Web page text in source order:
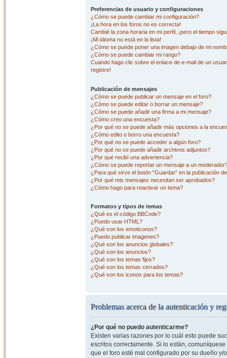
Preferencias de usuario y configuraciones
¿Cómo se puede cambiar mi configuración?
¡La hora en los foros no es correcta!
Cambié la zona horaria en mi perfil, ¡pero el tiempo
¡Mi idioma no está en la lista!
¿Cómo se puede poner una imagen debajo de mi
¿Cómo se puede cambiar mi rango?
Cuando hago clic sobre el enlace de e-mail de un
registre!
Publicación de mensajes
¿Cómo se puede publicar un mensaje en el foro?
¿Cómo se puede editar o borrar un mensaje?
¿Cómo se puede añadir una firma a mi mensaje?
¿Cómo creo una encuesta?
¿Por qué no se puede añadir más opciones a la
¿Cómo edito o borro una encuesta?
¿Por qué no se puede acceder a algún foro?
¿Por qué no se puede añadir archivos adjuntos?
¿Por qué recibí una advertencia?
¿Cómo se puede reportar un mensaje a un
¿Para qué sirve el botón "Guardar" en la publicación
¿Por qué mis mensajes necesitan ser aprobados?
¿Cómo hago para reactivar un tema?
Formatos y tipos de temas
¿Qué es el código BBCode?
¿Puedo usar HTML?
¿Qué son los emoticonos?
¿Puedo publicar imagenes?
¿Qué son los anuncios globales?
¿Qué son los anuncios?
¿Qué son los temas fijos?
¿Qué son los temas cerrados?
¿Qué son los iconos para los temas?
Problemas acerca de la autenticación y
¿Por qué no puedo autenticarme?
Existen varias razones por lo cuál esto puede
escritos correctamente. Si lo están,
que el foro esté mal configurado por su dueño